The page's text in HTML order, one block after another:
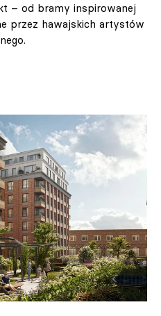
– od bramy inspirowanej
przez hawajskich artystów